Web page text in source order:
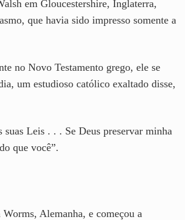
em Gloucestershire, Inglaterra,
que havia sido impresso somente a
no Novo Testamento grego, ele se
um estudioso católico exaltado disse,
suas Leis . . . Se Deus preservar minha
que você”.
Alemanha, e começou a